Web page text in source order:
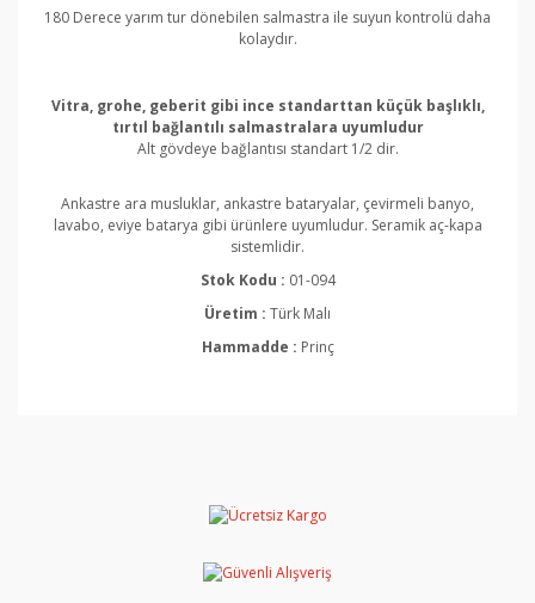
180 Derece yarım tur dönebilen salmastra ile suyun kontrolü daha
kolaydır.
Vitra, grohe, geberit gibi ince standarttan küçük başlıklı,
tırtıl bağlantılı salmastralara uyumludur
Alt gövdeye bağlantısı standart 1/2 dir.
Ankastre ara musluklar, ankastre bataryalar, çevirmeli banyo,
lavabo, eviye batarya gibi ürünlere uyumludur. Seramik aç-kapa
sistemlidir.
Stok Kodu : 01-094
Üretim : Türk Malı
Hammadde : Prinç
Yorum Yaz
Ürün açıklamasında eksik bilgiler bulunuyor.